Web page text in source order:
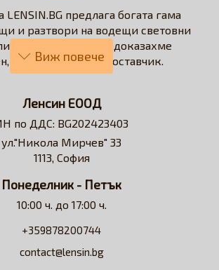
2 HD for Astigmatism
24,49€ (47.90 лв.)
LENSIN.BG предлага богата гама
и разтвори на водещи световни
През годините се доказахме
бърз и коректен доставчик.
в бързо, лесно, удобно и изгодно
потребител на контактни лещи.
за професионални съвети и
избора на контактни лещи и
Ленсин ЕООД
по ДДС: BG202423403
ул."Никола Мирчев" 33
1113, София
Понеделник - Петък
10:00 ч. до 17:00 ч.
+359878200744
contact@lensin.bg